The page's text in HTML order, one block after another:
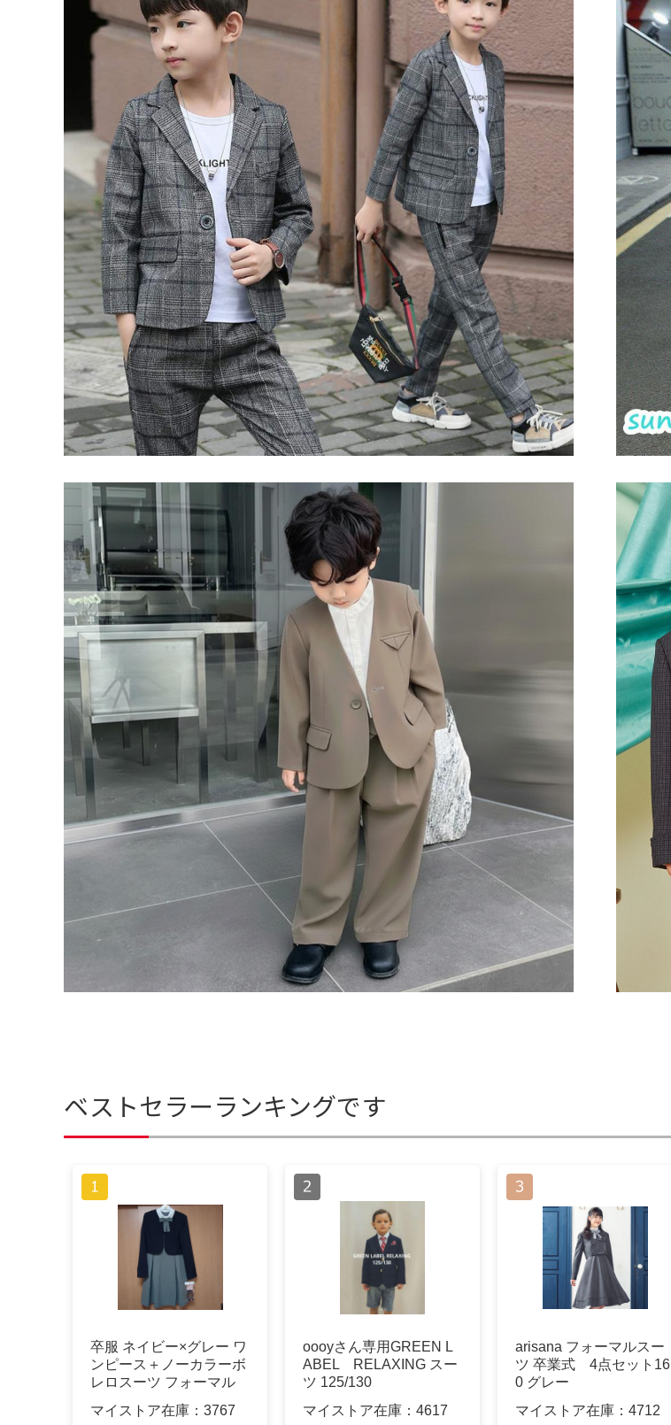
ベストセラーランキングです
卒服 ネイビー×グレー ワ
ンピース＋ノーカラーボ
レロスーツ フォーマル
マイストア在庫： 3767
oooyさん専用GREEN L
ABEL RELAXING スー
ツ 125/130
マイストア在庫： 4617
arisana フォーマルスー
ツ 卒業式 4点セット16
0 グレー
マイストア在庫： 4712